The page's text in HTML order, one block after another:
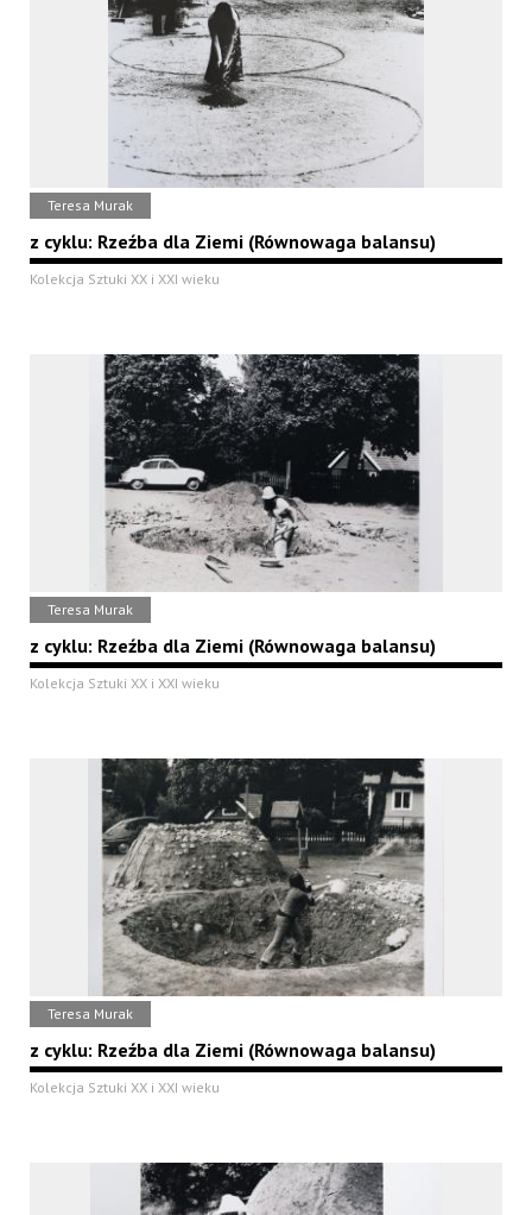
Teresa Murak
z cyklu: Rzeźba dla Ziemi (Równowaga balansu)
Kolekcja Sztuki XX i XXI wieku
Teresa Murak
z cyklu: Rzeźba dla Ziemi (Równowaga balansu)
Kolekcja Sztuki XX i XXI wieku
Teresa Murak
z cyklu: Rzeźba dla Ziemi (Równowaga balansu)
Kolekcja Sztuki XX i XXI wieku